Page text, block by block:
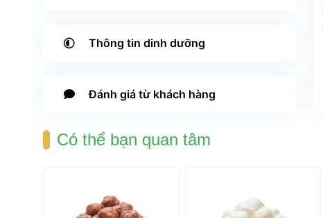
Thông tin dinh dưỡng
Đánh giá từ khách hàng
Có thể bạn quan tâm